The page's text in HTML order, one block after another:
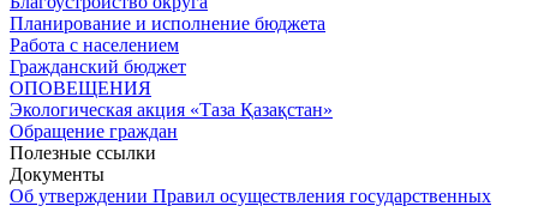
Планирование и исполнение бюджета
Работа с населением
Гражданский бюджет
ОПОВЕЩЕНИЯ
Экологическая акция «Таза Қазақстан»
Обращение граждан
Полезные ссылки
Документы
Об утверждении Правил осуществления государственных